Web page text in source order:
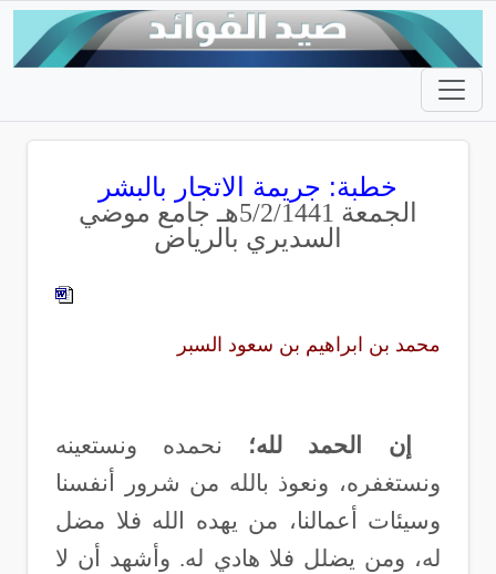
خطبة: جريمة الاتجار بالبشر
الجمعة 5/2/1441هـ جامع موضي
السديري بالرياض
محمد بن ابراهيم بن سعود السبر
إن الحمد لله؛ نحمده ونستعينه
ونستغفره، ونعوذ بالله من شرور أنفسنا
وسيئات أعمالنا، من يهده الله فلا مضل
له، ومن يضلل فلا هادي له. وأشهد أن لا